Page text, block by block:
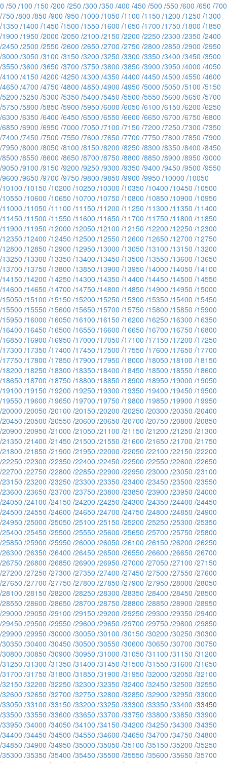
0 /50 /100 /150 /200 /250 /300 /350 /400 /450 /500 /550 /600 /650 /700
/750 /800 /850 /900 /950 /1000 /1050 /1100 /1150 /1200 /1250 /1300
/1350 /1400 /1450 /1500 /1550 /1600 /1650 /1700 /1750 /1800 /1850
/1900 /1950 /2000 /2050 /2100 /2150 /2200 /2250 /2300 /2350 /2400
/2450 /2500 /2550 /2600 /2650 /2700 /2750 /2800 /2850 /2900 /2950
/3000 /3050 /3100 /3150 /3200 /3250 /3300 /3350 /3400 /3450 /3500
/3550 /3600 /3650 /3700 /3750 /3800 /3850 /3900 /3950 /4000 /4050
/4100 /4150 /4200 /4250 /4300 /4350 /4400 /4450 /4500 /4550 /4600
/4650 /4700 /4750 /4800 /4850 /4900 /4950 /5000 /5050 /5100 /5150
/5200 /5250 /5300 /5350 /5400 /5450 /5500 /5550 /5600 /5650 /5700
/5750 /5800 /5850 /5900 /5950 /6000 /6050 /6100 /6150 /6200 /6250
/6300 /6350 /6400 /6450 /6500 /6550 /6600 /6650 /6700 /6750 /6800
/6850 /6900 /6950 /7000 /7050 /7100 /7150 /7200 /7250 /7300 /7350
/7400 /7450 /7500 /7550 /7600 /7650 /7700 /7750 /7800 /7850 /7900
/7950 /8000 /8050 /8100 /8150 /8200 /8250 /8300 /8350 /8400 /8450
/8500 /8550 /8600 /8650 /8700 /8750 /8800 /8850 /8900 /8950 /9000
/9050 /9100 /9150 /9200 /9250 /9300 /9350 /9400 /9450 /9500 /9550
/9600 /9650 /9700 /9750 /9800 /9850 /9900 /9950 /10000 /10050
/10100 /10150 /10200 /10250 /10300 /10350 /10400 /10450 /10500
/10550 /10600 /10650 /10700 /10750 /10800 /10850 /10900 /10950
/11000 /11050 /11100 /11150 /11200 /11250 /11300 /11350 /11400
/11450 /11500 /11550 /11600 /11650 /11700 /11750 /11800 /11850
/11900 /11950 /12000 /12050 /12100 /12150 /12200 /12250 /12300
/12350 /12400 /12450 /12500 /12550 /12600 /12650 /12700 /12750
/12800 /12850 /12900 /12950 /13000 /13050 /13100 /13150 /13200
/13250 /13300 /13350 /13400 /13450 /13500 /13550 /13600 /13650
/13700 /13750 /13800 /13850 /13900 /13950 /14000 /14050 /14100
/14150 /14200 /14250 /14300 /14350 /14400 /14450 /14500 /14550
/14600 /14650 /14700 /14750 /14800 /14850 /14900 /14950 /15000
/15050 /15100 /15150 /15200 /15250 /15300 /15350 /15400 /15450
/15500 /15550 /15600 /15650 /15700 /15750 /15800 /15850 /15900
/15950 /16000 /16050 /16100 /16150 /16200 /16250 /16300 /16350
/16400 /16450 /16500 /16550 /16600 /16650 /16700 /16750 /16800
/16850 /16900 /16950 /17000 /17050 /17100 /17150 /17200 /17250
/17300 /17350 /17400 /17450 /17500 /17550 /17600 /17650 /17700
/17750 /17800 /17850 /17900 /17950 /18000 /18050 /18100 /18150
/18200 /18250 /18300 /18350 /18400 /18450 /18500 /18550 /18600
/18650 /18700 /18750 /18800 /18850 /18900 /18950 /19000 /19050
/19100 /19150 /19200 /19250 /19300 /19350 /19400 /19450 /19500
/19550 /19600 /19650 /19700 /19750 /19800 /19850 /19900 /19950
/20000 /20050 /20100 /20150 /20200 /20250 /20300 /20350 /20400
/20450 /20500 /20550 /20600 /20650 /20700 /20750 /20800 /20850
/20900 /20950 /21000 /21050 /21100 /21150 /21200 /21250 /21300
/21350 /21400 /21450 /21500 /21550 /21600 /21650 /21700 /21750
/21800 /21850 /21900 /21950 /22000 /22050 /22100 /22150 /22200
/22250 /22300 /22350 /22400 /22450 /22500 /22550 /22600 /22650
/22700 /22750 /22800 /22850 /22900 /22950 /23000 /23050 /23100
/23150 /23200 /23250 /23300 /23350 /23400 /23450 /23500 /23550
/23600 /23650 /23700 /23750 /23800 /23850 /23900 /23950 /24000
/24050 /24100 /24150 /24200 /24250 /24300 /24350 /24400 /24450
/24500 /24550 /24600 /24650 /24700 /24750 /24800 /24850 /24900
/24950 /25000 /25050 /25100 /25150 /25200 /25250 /25300 /25350
/25400 /25450 /25500 /25550 /25600 /25650 /25700 /25750 /25800
/25850 /25900 /25950 /26000 /26050 /26100 /26150 /26200 /26250
/26300 /26350 /26400 /26450 /26500 /26550 /26600 /26650 /26700
/26750 /26800 /26850 /26900 /26950 /27000 /27050 /27100 /27150
/27200 /27250 /27300 /27350 /27400 /27450 /27500 /27550 /27600
/27650 /27700 /27750 /27800 /27850 /27900 /27950 /28000 /28050
/28100 /28150 /28200 /28250 /28300 /28350 /28400 /28450 /28500
/28550 /28600 /28650 /28700 /28750 /28800 /28850 /28900 /28950
/29000 /29050 /29100 /29150 /29200 /29250 /29300 /29350 /29400
/29450 /29500 /29550 /29600 /29650 /29700 /29750 /29800 /29850
/29900 /29950 /30000 /30050 /30100 /30150 /30200 /30250 /30300
/30350 /30400 /30450 /30500 /30550 /30600 /30650 /30700 /30750
/30800 /30850 /30900 /30950 /31000 /31050 /31100 /31150 /31200
/31250 /31300 /31350 /31400 /31450 /31500 /31550 /31600 /31650
/31700 /31750 /31800 /31850 /31900 /31950 /32000 /32050 /32100
/32150 /32200 /32250 /32300 /32350 /32400 /32450 /32500 /32550
/32600 /32650 /32700 /32750 /32800 /32850 /32900 /32950 /33000
/33050 /33100 /33150 /33200 /33250 /33300 /33350 /33400 /33450
/33500 /33550 /33600 /33650 /33700 /33750 /33800 /33850 /33900
/33950 /34000 /34050 /34100 /34150 /34200 /34250 /34300 /34350
/34400 /34450 /34500 /34550 /34600 /34650 /34700 /34750 /34800
/34850 /34900 /34950 /35000 /35050 /35100 /35150 /35200 /35250
/35300 /35350 /35400 /35450 /35500 /35550 /35600 /35650 /35700